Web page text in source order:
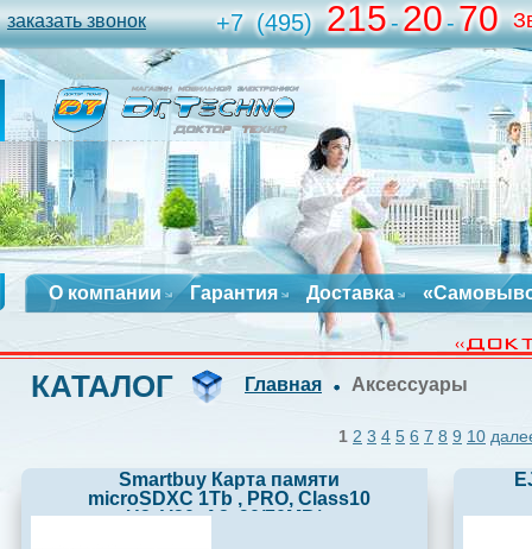
заказать звонок +7 (495) 215-20-70
О компании Гарантия Доставка
КАТАЛОГ Главная Аксессуары
1 2 3 4 5 6 7 8 9 10
Smartbuy Карта памяти
microSDXC 1Tb , PRO, Class10
U3, V30, А2, 90/70MB/s